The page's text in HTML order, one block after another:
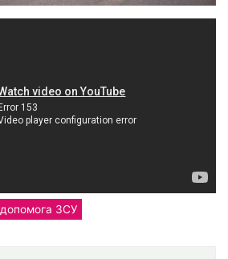
допомога ЗСУ